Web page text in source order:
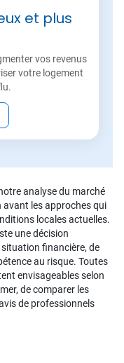
et plus
vos revenus
votre logement
analyse du marché
avant les approches qui
locales actuelles.
une décision
financière, de
au risque. Toutes
envisageables selon
de comparer les
de professionnels